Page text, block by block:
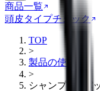
商品一覧
頭皮タイプチェック
TOP
>
製品の使い方
>
シャンプー / パ